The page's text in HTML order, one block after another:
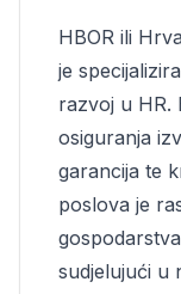
HBOR ili
je
razvoj u HR.
osiguranja
garancija te
poslova je
sudjelujući u